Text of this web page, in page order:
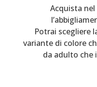
Acquista
Potrai scegliere
variante di colore
da adulto che